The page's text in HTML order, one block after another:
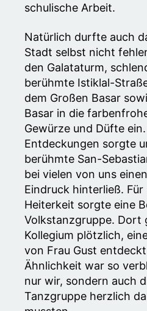
schulische Arbeit.
Natürlich durfte auch
Stadt selbst nicht
den Galataturm,
berühmte Istiklal-
dem Großen Basar
Basar in die
Gewürze und Düfte
Entdeckungen sorgte
berühmte San-
bei vielen von uns
Eindruck hinterließ. Für
Heiterkeit sorgte eine
Volkstanzgruppe. Dort
Kollegium plötzlich,
von Frau Gust
Ähnlichkeit war so
nur wir, sondern auch
Tanzgruppe herzlich